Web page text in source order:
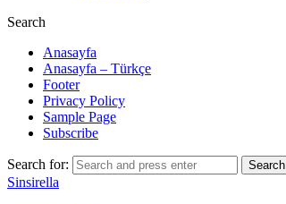
Search
Anasayfa
Anasayfa – Türkçe
Footer
Privacy Policy
Sample Page
Subscribe
Search for: Search
Sinsirella